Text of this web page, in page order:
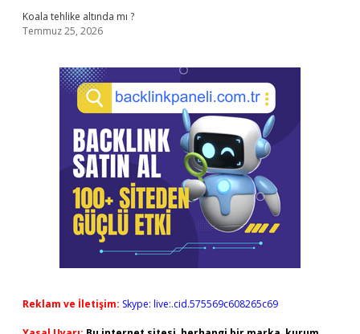
Koala tehlike altında mı ?
Temmuz 25, 2026
Reklam ve İletişim: Skype: live:.cid.575569c608265c69